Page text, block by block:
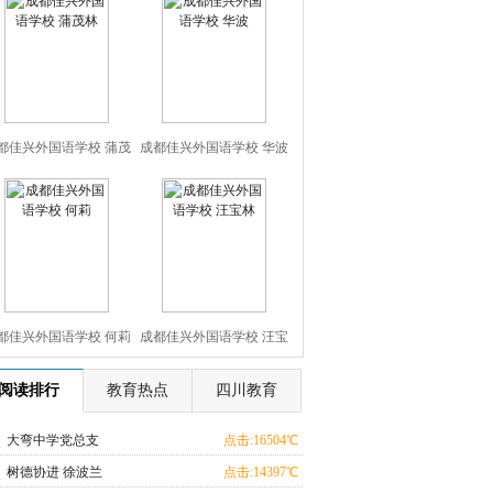
佳兴外国语学校 蒲茂
林
成都佳兴外国语学校 华波
佳兴外国语学校 何莉 成都佳兴外国语学校 汪宝
林
读排行 教育热点 四川教育
大弯中学党总支 点击:16504℃
树德协进 徐波兰 点击:14397℃